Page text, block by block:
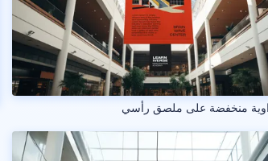
منخفضة على ملصق رأسي